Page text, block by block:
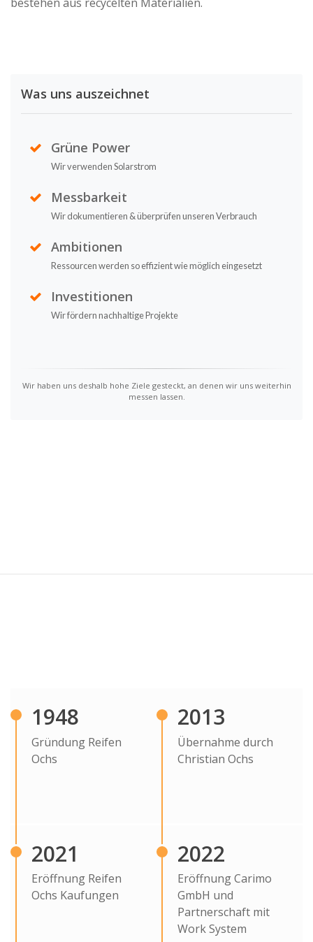
Was uns auszeichnet
Grüne Power
Wir verwenden Solarstrom
Messbarkeit
Wir dokumentieren & überprüfen unseren Verbrauch
Ambitionen
Ressourcen werden so effizient wie möglich eingesetzt
Investitionen
Wir fördern nachhaltige Projekte
Wir haben uns deshalb hohe Ziele gesteckt, an denen wir uns weiterhin
messen lassen.
1948
Gründung Reifen
Ochs
2013
Übernahme durch
Christian Ochs
2021
Eröffnung Reifen
Ochs Kaufungen
2022
Eröffnung Carimo
GmbH und
Partnerschaft mit
Work System